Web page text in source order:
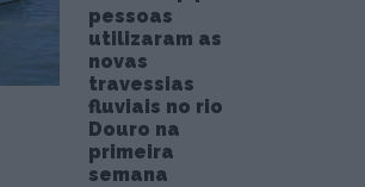
pessoas
utilizaram as
novas
travessias
fluviais no rio
Douro na
primeira
semana